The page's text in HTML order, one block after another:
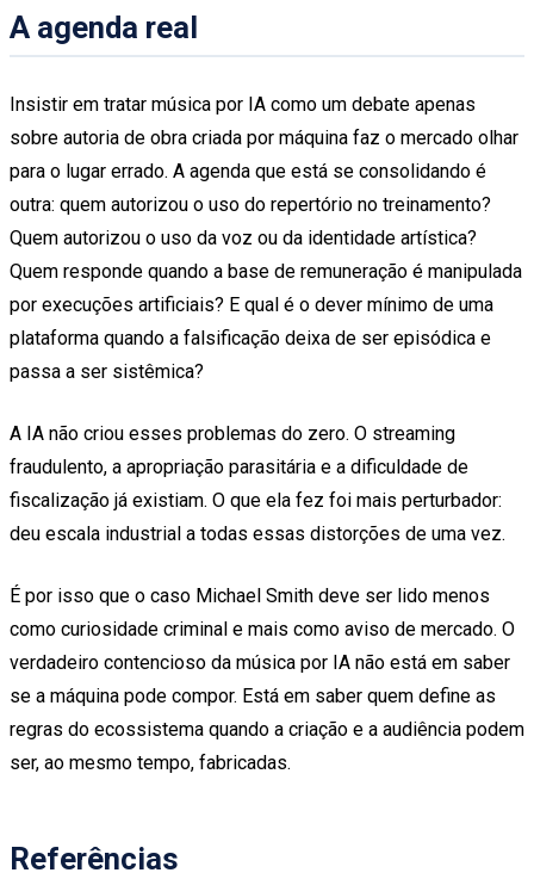
A agenda real
Insistir em tratar música por IA como um debate apenas
sobre autoria de obra criada por máquina faz o mercado olhar
para o lugar errado. A agenda que está se consolidando é
outra: quem autorizou o uso do repertório no treinamento?
Quem autorizou o uso da voz ou da identidade artística?
Quem responde quando a base de remuneração é manipulada
por execuções artificiais? E qual é o dever mínimo de uma
plataforma quando a falsificação deixa de ser episódica e
passa a ser sistêmica?
A IA não criou esses problemas do zero. O streaming
fraudulento, a apropriação parasitária e a dificuldade de
fiscalização já existiam. O que ela fez foi mais perturbador:
deu escala industrial a todas essas distorções de uma vez.
É por isso que o caso Michael Smith deve ser lido menos
como curiosidade criminal e mais como aviso de mercado. O
verdadeiro contencioso da música por IA não está em saber
se a máquina pode compor. Está em saber quem define as
regras do ecossistema quando a criação e a audiência podem
ser, ao mesmo tempo, fabricadas.
Referências